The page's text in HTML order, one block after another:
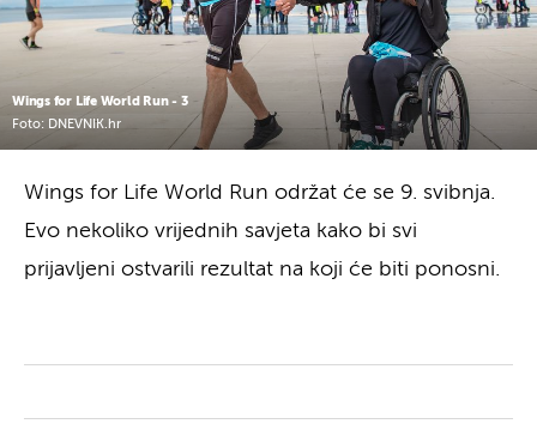
Wings for Life World Run - 3
Foto: DNEVNIK.hr
Wings for Life World Run održat će se 9. svibnja.
Evo nekoliko vrijednih savjeta kako bi svi
prijavljeni ostvarili rezultat na koji će biti ponosni.